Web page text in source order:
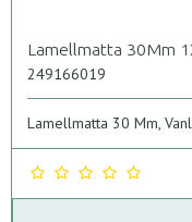
Lamellmatta 30Mm
249166019
Lamellmatta 30 Mm,